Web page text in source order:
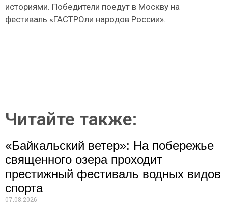
историями. Победители поедут в Москву на
фестиваль «ГАСТРОли народов России».
Читайте также:
«Байкальский ветер»: На побережье
священного озера проходит
престижный фестиваль водных видов
спорта
07.08.2026